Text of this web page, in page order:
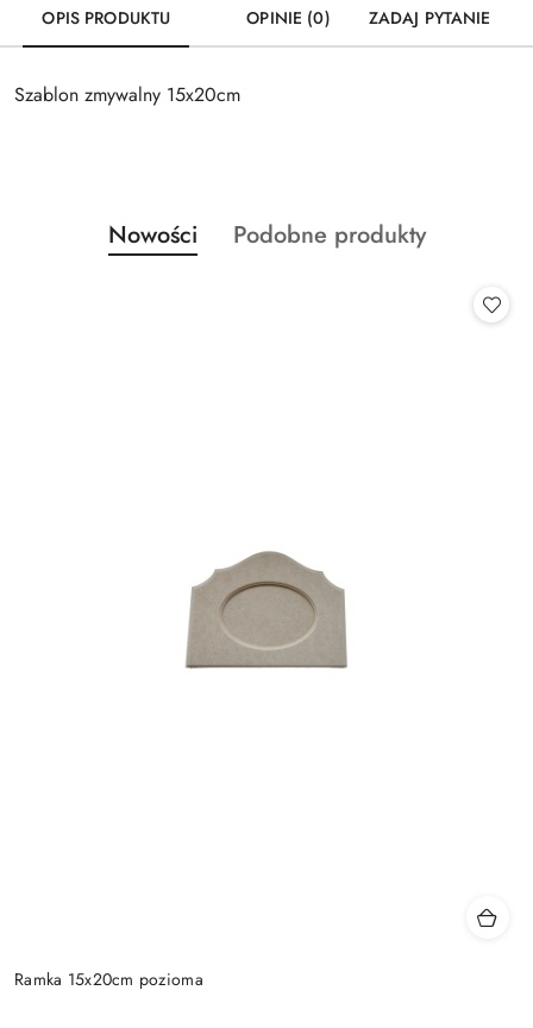
OPIS PRODUKTU OPINIE (0) ZADAJ PYTANIE
Szablon zmywalny 15x20cm
Pomiń karuzelę produktów
Produkty
o
Nowości
Produkty
Podobne produkty
Ramka 15x20cm pozioma